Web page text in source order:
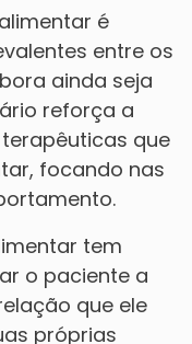
é
entre os
ainda seja
reforça a
que
focando nas
tem
o paciente a
que ele
próprias